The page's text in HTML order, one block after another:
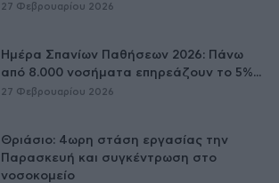
27 Φεβρουαρίου 2026
Ημέρα Σπανίων Παθήσεων 2026: Πάνω
από 8.000 νοσήματα επηρεάζουν το 5%...
27 Φεβρουαρίου 2026
Θριάσιο: 4ωρη στάση εργασίας την
Παρασκευή και συγκέντρωση στο
νοσοκομείο